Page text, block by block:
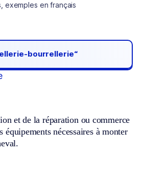
exemples en français
bourrellerie“
et de la réparation ou commerce
équipements nécessaires à monter